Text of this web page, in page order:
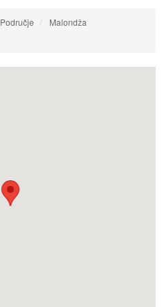
Područje
Malondža